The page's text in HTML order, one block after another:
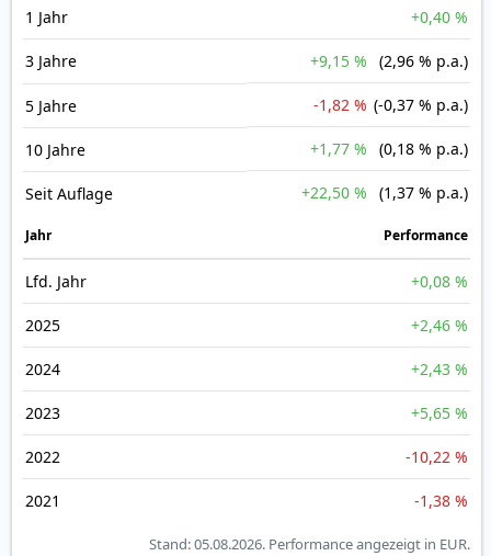
1 Jahr +0,40 %
3 Jahre +9,15 % (2,96 % p.a.)
5 Jahre -1,82 % (-0,37 % p.a.)
10 Jahre +1,77 % (0,18 % p.a.)
Seit Auflage +22,50 % (1,37 % p.a.)
Jahr Perfor­mance
Lfd. Jahr +0,08 %
2025 +2,46 %
2024 +2,43 %
2023 +5,65 %
2022 -10,22 %
2021 -1,38 %
Stand: 05.08.2026. Performance angezeigt in EUR.